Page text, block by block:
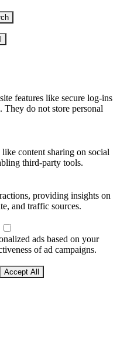
features like secure log-ins
They do not store personal
content sharing on social
third-party tools.
providing insights on
and traffic sources.
ads based on your
of ad campaigns.
Accept All